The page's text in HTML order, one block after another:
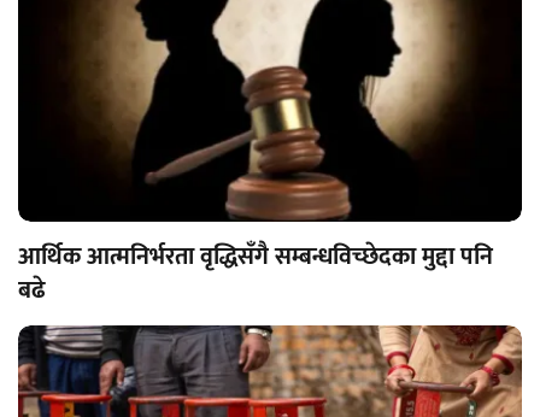
आर्थिक आत्मनिर्भरता वृद्धिसँगै सम्बन्धविच्छेदका मुद्दा पनि
बढे